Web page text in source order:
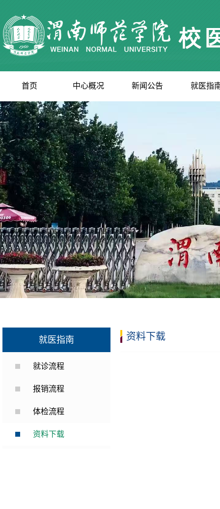
首页 中心概况 新闻公告 就医指
就医指南
就诊流程
报销流程
体检流程
资料下载
资料下载